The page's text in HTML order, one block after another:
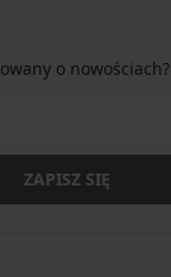
o nowościach?
ZAPISZ SIĘ